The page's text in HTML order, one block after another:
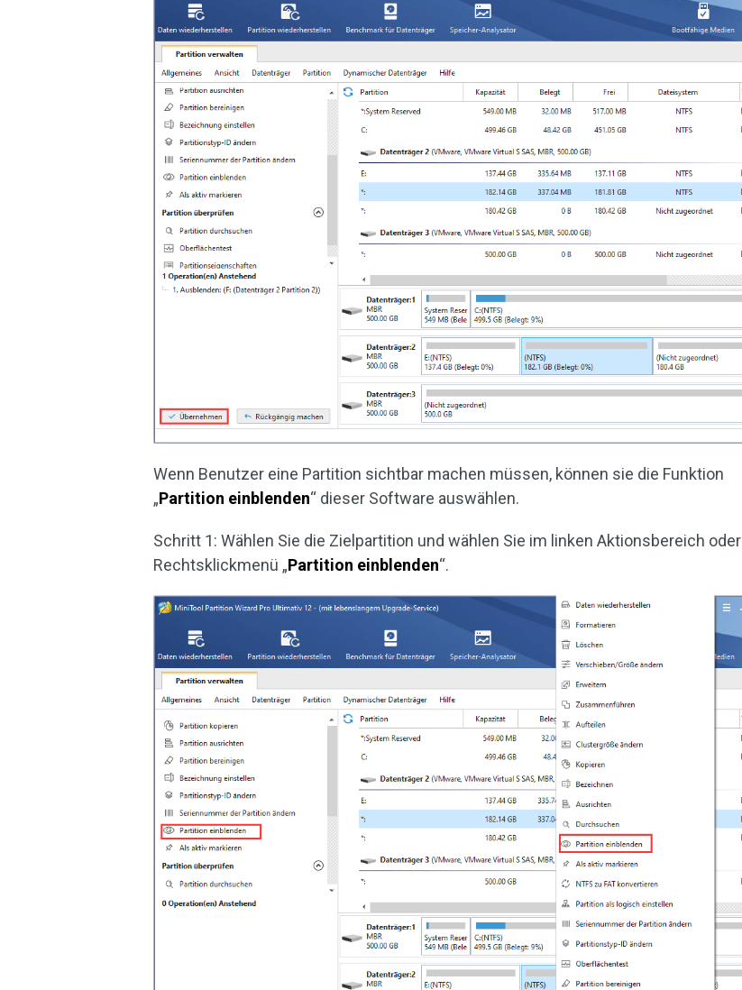
Wenn Benutzer eine Partition sichtbar machen müssen, können sie die Funktion
„Partition einblenden“ dieser Software auswählen.
Schritt 1: Wählen Sie die Zielpartition und wählen Sie im linken Aktionsbereich oder
Rechtsklickmenü „Partition einblenden“.